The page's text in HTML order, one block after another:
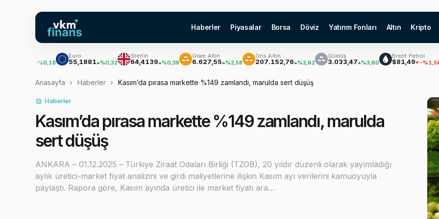
Haberler Piyasalar Borsa Döviz Yatırım Fonları Altın Kripto
%0,18
Euro
55,1881 %0,32
Sterlin
64,4139 %0,38
Gram Altın
6.627,55 %2,58
Ons Altın
207.152,76 %2,62
Gümüş
3.033,47 %3,60
Brent Petrol
$81,49 -%1,56 ₿
Anasayfa Haberler Kasım’da pırasa markette %149 zamlandı, marulda sert düşüş
Haberler
Kasım’da pırasa markette %149 zamlandı, marulda
sert düşüş
ANKARA – 01.12.2025 – Türkiye Ziraat Odaları Birliği (TZOB), 20 yıldır düzenli olarak yayımladığı
aylık üretici-market fiyat analizini ve girdi maliyetlerine ilişkin Kasım ayı verilerini kamuoyuyla
paylaştı. Rapora göre, Kasım ayında üretici ile market fiyatı ara…